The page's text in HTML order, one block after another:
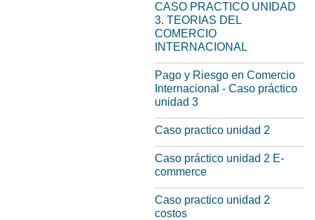
CASO PRACTICO UNIDAD
3. TEORIAS DEL
COMERCIO
INTERNACIONAL
Pago y Riesgo en Comercio
Internacional - Caso práctico
unidad 3
Caso practico unidad 2
Caso práctico unidad 2 E-
commerce
Caso practico unidad 2
costos